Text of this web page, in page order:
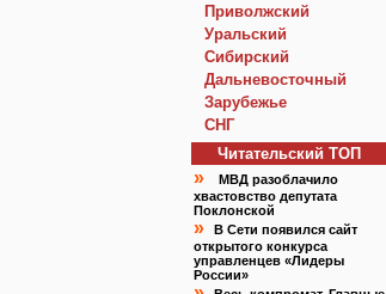
Приволжский
Уральский
Сибирский
Дальневосточный
Зарубежье
СНГ
Читательский TOП
»
МВД разоблачило
хвастовство депутата
Поклонской
»
В Сети появился сайт
открытого конкурса
управленцев «Лидеры
России»